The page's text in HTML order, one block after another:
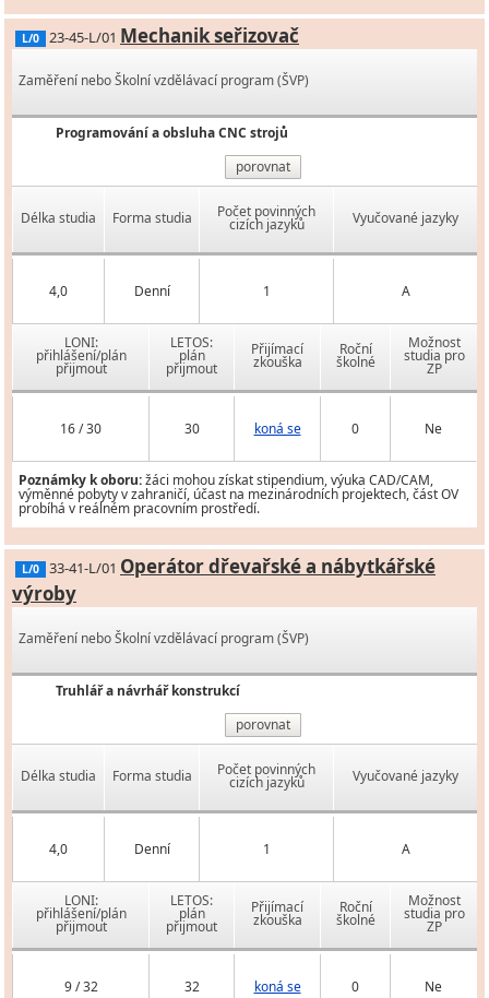
L/0 23-45-L/01 Mechanik seřizovač
Zaměření nebo Školní vzdělávací program (ŠVP)
Programování a obsluha CNC strojů
porovnat
Délka studia Forma studia Počet povinných
cizích jazyků Vyučované jazyky
4,0 Denní 1 A
LONI:
přihlášení/plán
přijmout
LETOS:
plán
přijmout
Přijímací
zkouška
Roční
školné
Možnost
studia pro
ZP
16 / 30 30 koná se 0 Ne
Poznámky k oboru:žáci mohou získat stipendium, výuka CAD/CAM,
výměnné pobyty v zahraničí, účast na mezinárodních projektech, část OV
probíhá v reálném pracovním prostředí.
L/0 33-41-L/01 Operátor dřevařské a nábytkářské
výroby
Zaměření nebo Školní vzdělávací program (ŠVP)
Truhlář a návrhář konstrukcí
porovnat
Délka studia Forma studia Počet povinných
cizích jazyků Vyučované jazyky
4,0 Denní 1 A
LONI:
přihlášení/plán
přijmout
LETOS:
plán
přijmout
Přijímací
zkouška
Roční
školné
Možnost
studia pro
ZP
9 / 32 32 koná se 0 Ne